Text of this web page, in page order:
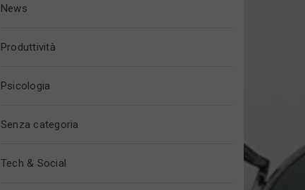
News
Produttività
Psicologia
Senza categoria
Tech & Social